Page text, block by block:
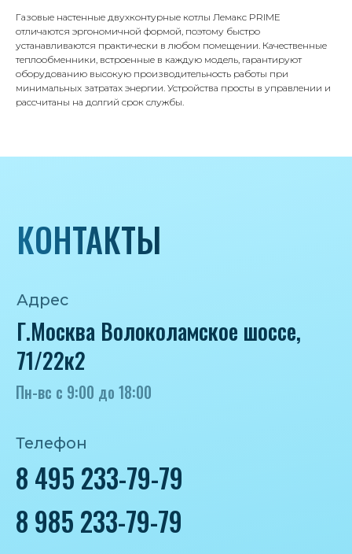
Газовые настенные двухконтурные котлы Лемакс PRIME
отличаются эргономичной формой, поэтому быстро
устанавливаются практически в любом помещении. Качественные
теплообменники, встроенные в каждую модель, гарантируют
оборудованию высокую производительность работы при
минимальных затратах энергии. Устройства просты в управлении и
рассчитаны на долгий срок службы.
Почта
iceicemarket@yandex.ru